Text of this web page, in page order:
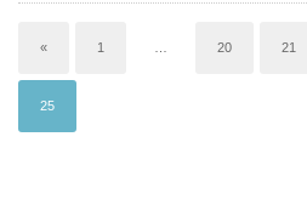
« 1 20 21
25